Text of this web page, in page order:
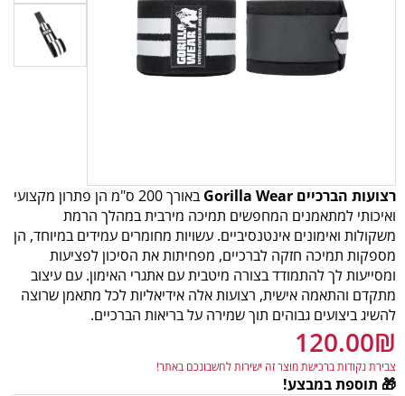
רצועות הברכיים Gorilla Wear
באורך 200 ס"מ הן פתרון מקצועי
ואיכותי למתאמנים המחפשים תמיכה מירבית במהלך הרמת
משקולות ואימונים אינטנסיביים. עשויות מחומרים עמידים במיוחד, הן
מספקות תמיכה חזקה לברכיים, מפחיתות את הסיכון לפציעות
ומסייעות לך להתמודד בצורה מיטבית עם אתגרי האימון. עם עיצוב
מתקדם והתאמה אישית, רצועות אלה אידיאליות לכל מתאמן שרוצה
להשיג ביצועים גבוהים תוך שמירה על בריאות הברכיים.
120.00₪
צבירת נקודות ברכישת מוצר זה ישירות לחשבונכם באתר!
🎁 תוספת במבצע!